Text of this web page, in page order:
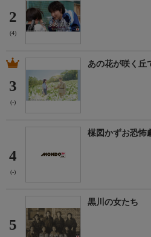
2
(4)
3
(-)
あの花が咲く丘
4
(-)
楳図かずお恐怖
5
黒川の女たち